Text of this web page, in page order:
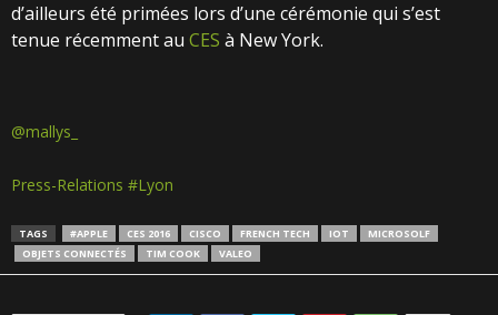
d’ailleurs été primées lors d’une cérémonie qui s’est
tenue récemment au CES à New York.
@mallys_
Press-Relations #Lyon
TAGS #APPLE CES 2016 CISCO FRENCH TECH IOT
MICROSOLF
OBJETS CONNECTÉS
TIM COOK VALEO